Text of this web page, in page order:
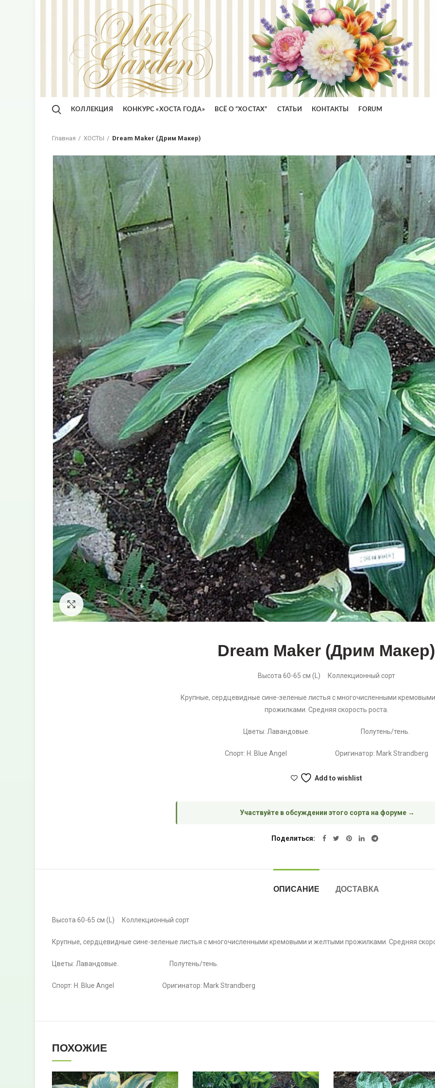
КОЛЛЕКЦИЯ КОНКУРС «ХОСТА ГОДА» ВСЁ О “ХОСТАХ” СТАТЬИ КОНТАКТЫ FORUM
Главная ХОСТЫ Dream Maker (Дрим Макер)
Увеличить
Dream Maker (Дрим Макер)
Высота 60-65 см (L) Коллекционный сорт
Крупные, сердцевидные сине-зеленые листья с многочисленными
прожилками. Средняя скорость роста.
Цветы: Лавандовые. Полутень/тень.
Спорт: H. Blue Angel Оригинатор: Mark Strandberg
Add to wishlist
Участвуйте в обсуждении этого сорта на форуме →
Поделиться
ОПИСАНИЕ ДОСТАВКА
Высота 60-65 см (L) Коллекционный сорт
Крупные, сердцевидные сине-зеленые листья с многочисленными кремовыми и желтыми прожилками. Средняя
Цветы: Лавандовые. Полутень/тень.
Спорт: H. Blue Angel Оригинатор: Mark Strandberg
ПОХОЖИЕ